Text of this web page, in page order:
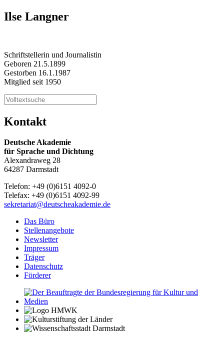
Ilse Langner
Schriftstellerin und Journalistin
Geboren 21.5.1899
Gestorben 16.1.1987
Mitglied seit 1950
Kontakt
Deutsche Akademie
für Sprache und Dichtung
Alexandraweg 28
64287 Darmstadt
Telefon: +49 (0)6151 4092-0
Telefax: +49 (0)6151 4092-99
sekretariat@deutscheakademie.de
Das Büro
Stellenangebote
Newsletter
Impressum
Träger
Datenschutz
Förderer